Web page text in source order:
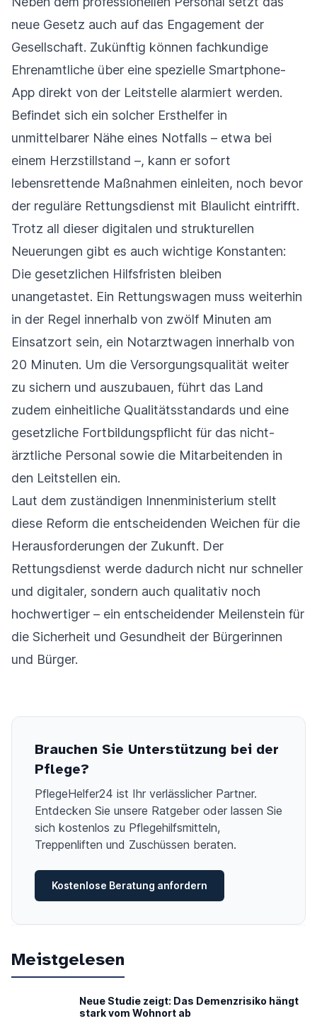
neue Gesetz auch auf das Engagement der
Gesellschaft. Zukünftig können fachkundige
Ehrenamtliche über eine spezielle Smartphone-
App direkt von der Leitstelle alarmiert werden.
Befindet sich ein solcher Ersthelfer in
unmittelbarer Nähe eines Notfalls – etwa bei
einem Herzstillstand –, kann er sofort
lebensrettende Maßnahmen einleiten, noch bevor
der reguläre Rettungsdienst mit Blaulicht eintrifft.
Trotz all dieser digitalen und strukturellen
Neuerungen gibt es auch wichtige Konstanten:
Die gesetzlichen Hilfsfristen bleiben
unangetastet. Ein Rettungswagen muss weiterhin
in der Regel innerhalb von zwölf Minuten am
Einsatzort sein, ein Notarztwagen innerhalb von
20 Minuten. Um die Versorgungsqualität weiter
zu sichern und auszubauen, führt das Land
zudem einheitliche Qualitätsstandards und eine
gesetzliche Fortbildungspflicht für das nicht-
ärztliche Personal sowie die Mitarbeitenden in
den Leitstellen ein.
Laut dem zuständigen Innenministerium stellt
diese Reform die entscheidenden Weichen für die
Herausforderungen der Zukunft. Der
Rettungsdienst werde dadurch nicht nur schneller
und digitaler, sondern auch qualitativ noch
hochwertiger – ein entscheidender Meilenstein für
die Sicherheit und Gesundheit der Bürgerinnen
und Bürger.
Brauchen Sie Unterstützung bei der
Pflege?
PflegeHelfer24 ist Ihr verlässlicher Partner.
Entdecken Sie unsere Ratgeber oder lassen Sie
sich kostenlos zu Pflegehilfsmitteln,
Treppenliften und Zuschüssen beraten.
Kostenlose Beratung anfordern
Meistgelesen
Neue Studie zeigt: Das Demenzrisiko hängt
stark vom Wohnort ab